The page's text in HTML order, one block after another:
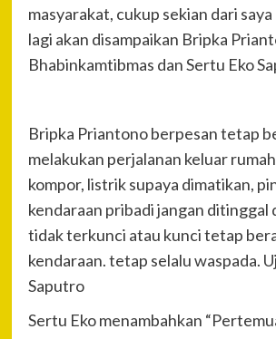
masyarakat, cukup sekian dari
lagi akan disampaikan Bripka
Bhabinkamtibmas dan Sertu Eko
Bripka Priantono berpesan tetap
melakukan perjalanan keluar
kompor, listrik supaya dimatikan,
kendaraan pribadi jangan ditinggal
tidak terkunci atau kunci tetap
kendaraan. tetap selalu waspada.
Saputro
Sertu Eko menambahkan